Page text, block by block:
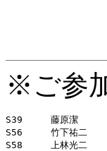
※ご参
S39	藤原潔
S56	竹下祐二
S58	上林光二